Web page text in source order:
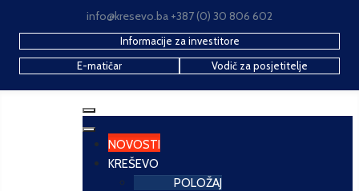
info@kresevo.ba +387 (0) 30 806 602
Informacije za investitore
E-matičar
Vodič za posjetitelje
NOVOSTI
KREŠEVO
POLOŽAJ